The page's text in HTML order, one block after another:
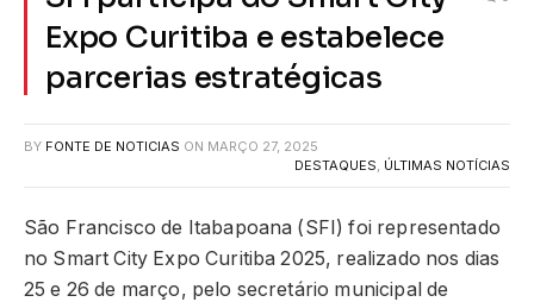
Expo Curitiba e estabelece
parcerias estratégicas
BY FONTE DE NOTICIAS ON MARÇO 27, 2025
DESTAQUES ÚLTIMAS NOTÍCIAS
São Francisco de Itabapoana (SFI) foi representado
no Smart City Expo Curitiba 2025, realizado nos dias
25 e 26 de março, pelo secretário municipal de